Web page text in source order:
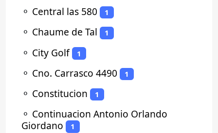
⚬ Central las 580 1
⚬ Chaume de Tal 1
⚬ City Golf 1
⚬ Cno. Carrasco 4490 1
⚬ Constitucion 1
⚬ Continuacion Antonio Orlando
Giordano
1